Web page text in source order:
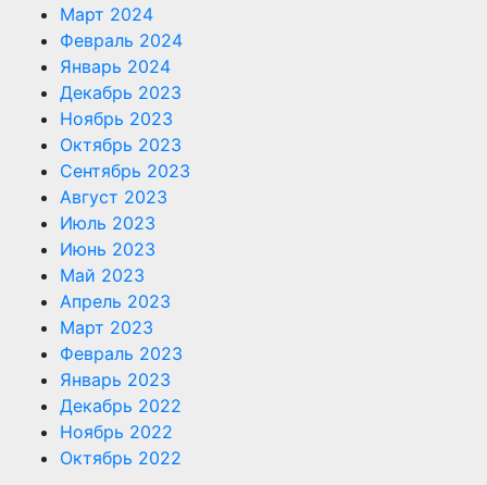
Март 2024
Февраль 2024
Январь 2024
Декабрь 2023
Ноябрь 2023
Октябрь 2023
Сентябрь 2023
Август 2023
Июль 2023
Июнь 2023
Май 2023
Апрель 2023
Март 2023
Февраль 2023
Январь 2023
Декабрь 2022
Ноябрь 2022
Октябрь 2022